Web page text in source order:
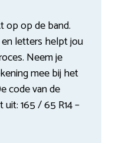
op op de band.
letters helpt jou
Neem je
mee bij het
code van de
165 / 65 R14 –